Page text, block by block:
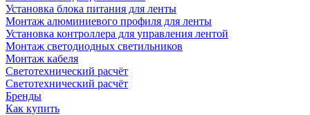
Установка блока питания для ленты
Монтаж алюминиевого профиля для ленты
Установка контроллера для управления лентой
Монтаж светодиодных светильников
Монтаж кабеля
Светотехнический расчёт
Светотехнический расчёт
Бренды
Как купить